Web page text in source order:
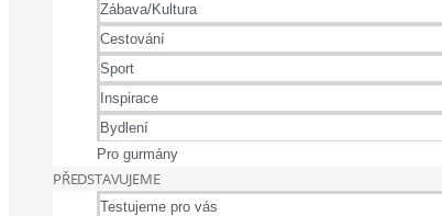
Zábava/Kultura
Cestování
Sport
Inspirace
Bydlení
Pro gurmány
PŘEDSTAVUJEME
Testujeme pro vás